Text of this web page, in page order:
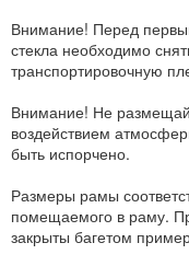
Внимание! Перед
стекла необходимо
транспортировочную
Внимание! Не
воздействием
быть испорчено.
Размеры рамы
помещаемого в раму.
закрыты багетом